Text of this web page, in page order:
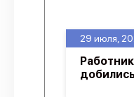
Политика
29 июля,